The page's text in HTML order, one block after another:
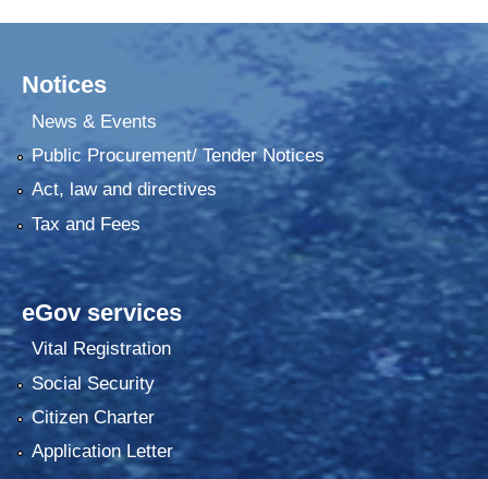
Notices
News & Events
Public Procurement/ Tender Notices
Act, law and directives
Tax and Fees
eGov services
Vital Registration
Social Security
Citizen Charter
Application Letter